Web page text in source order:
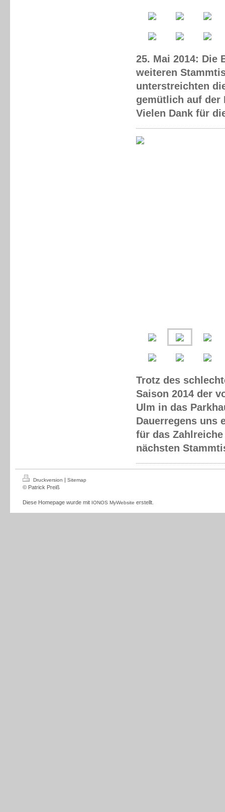
25. Mai 2014: Die
weiteren
unterstreichten
gemütlich auf der
Vielen Dank für
Trotz des
Saison 2014 der
Ulm in das
Dauerregens uns
für das
nächsten
Druckversion | Sitemap
© Patrick Preiß
Diese Homepage wurde mit IONOS MyWebsite erstellt.